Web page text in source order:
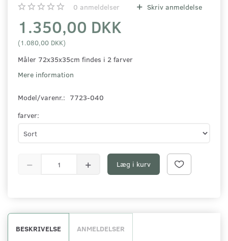
0 anmeldelser Skriv anmeldelse
1.350,00 DKK
(1.080,00 DKK)
Måler 72x35x35cm findes i 2 farver
Mere information
Model/varenr.: 7723-040
farver:
Læg i kurv
BESKRIVELSE ANMELDELSER